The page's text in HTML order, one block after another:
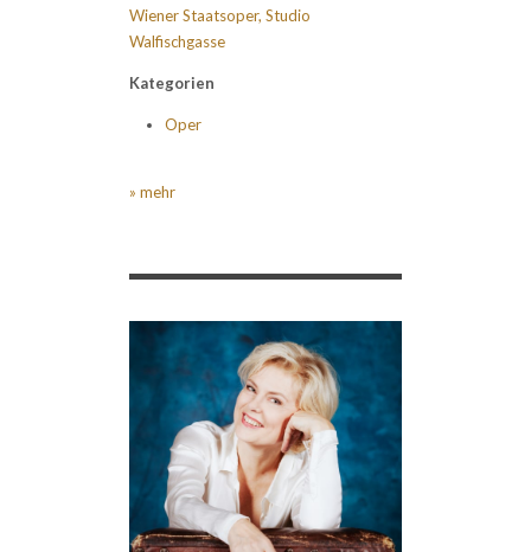
Wiener Staatsoper, Studio
Walfischgasse
Kategorien
Oper
» mehr